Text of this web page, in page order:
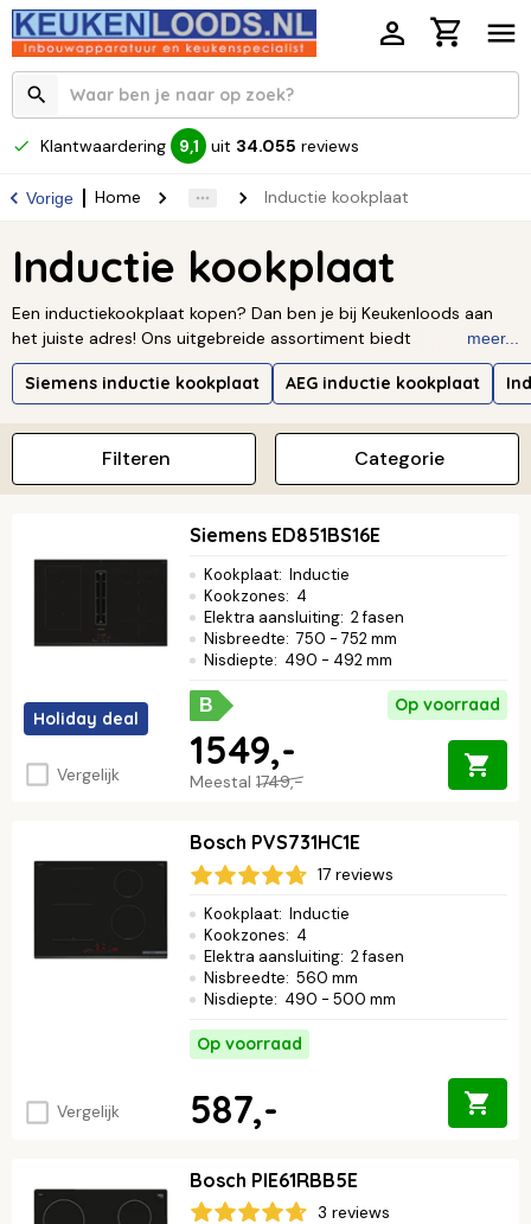
Klantwaardering 9,1 uit 34.055 reviews
Vorige Home Inductie kookplaat
Inductie kookplaat
Een inductiekookplaat kopen? Dan ben je bij Keukenloods aan
het juiste adres! Ons uitgebreide assortiment biedt
inductiekookplaten van topmerken in allerlei maten en
uitvoeringen. Of je nu kiest voor een inbouw inductiekookplaat
kookplaat, of een kookplaat met handige flexzones of
geïntegreerde afzuiging: bij ons vergelijk je eenvoudig alle opties.
Zo vind je de kookplaat die perfect past bij jouw keuken en
meer...
Siemens inductie kookplaat AEG inductie kookplaat
Categorie
Filteren
Holiday deal
Vergelijk
Siemens ED851BS16E
Kookplaat: Inductie
Kookzones: 4
Elektra aansluiting: 2 fasen
Nisbreedte: 750 - 752 mm
Nisdiepte: 490 - 492 mm
B Op voorraad
Meestal 1749,-
1549,-
Vergelijk
Bosch PVS731HC1E
17 reviews
Kookplaat: Inductie
Kookzones: 4
Elektra aansluiting: 2 fasen
Nisbreedte: 560 mm
Nisdiepte: 490 - 500 mm
Op voorraad
587,-
Bosch PIE61RBB5E
3 reviews